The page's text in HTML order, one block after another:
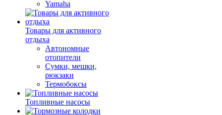
Yamaha
Товары для активного
отдыха
Автономные
отопители
Сумки, мешки,
рюкзаки
Термобоксы
Топливные насосы